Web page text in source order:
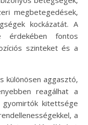
megbetegedések,
kockázatát. A
érdekében fontos
szinteket és a
különösen aggasztó,
reagálhat a
kitettsége
a